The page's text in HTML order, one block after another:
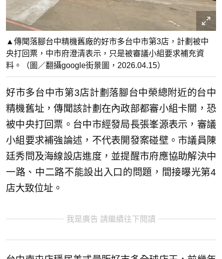
▲傳聞落腳台中精機舊廠的好市多台中市第3店，計劃被中
央打回票，中市府澄清表示，只是被審議小組要求補充資
料。（圖／翻攝google街景圖，2026.04.15）
好市多台中市第3店計劃落腳台中榮總附近的台中
精機舊址，傳聞該計劃在內政部都審小組卡關，恐
被中央打回票。台中市經發局長張峯源表示，審議
小組要求補強論述，不代表開發案碰壁。市議員陳
廷秀問及海線設店進度，並提醒市府應協助解決中
一路、中二路不能設出入口的問題，間接曝光第4
店大致位址。
我是廣告 請繼續往下閱讀